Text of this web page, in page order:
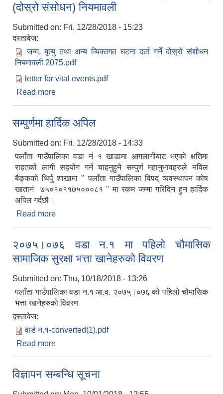
(दोस्रो संसोधन) नियमावली
Submitted on: Fri, 12/28/2018 - 15:23
दस्तावेज:
जन्म, मृत्यु तथा अन्य व्यिक्तगत घटना दर्ता गर्ने दोस्रो संशोधन
नियमावली 2075.pdf
letter for vital events.pdf
Read more
सम्पुर्णमा हार्दिक अपिल
Submitted on: Fri, 12/28/2018 - 14:33
पलाँता गाउँपालिका वडा नं १ खाडामा आगलागीबाट भएको क्षतिमा
राहतको लागी सहयोग गर्न चाहनुहुने सम्पुर्ण महानुभावहरुले नविल
बैङ्कको थिर्पु शाखामा '' पलाँता गाउँपालिका विपद् व्यवस्थापन कोष
खातानं ७५०१०११७५०००८१ '' मा रकम जम्मा गरिदिन हुन हार्दिक
अपिल गर्दछौ।
Read more
२०७५।०७६ वडा न.१ मा पहिलो चौमासिक
सामाजिक सुरक्षा भत्ता खानेहरुको विवरण
Submitted on: Thu, 10/18/2018 - 13:26
पलाँता गाउँपालिका वडा न.१ आ.व. २०७५्।०७६ को पहिलो चौमासिक
भत्ता खानेहरुको विवरण
दस्तावेज:
वार्ड न.१-converted(1).pdf
Read more
विज्ञापन सम्बन्धि सूचना